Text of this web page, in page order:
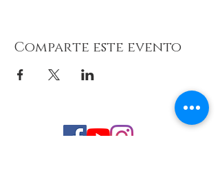
Comparte este evento